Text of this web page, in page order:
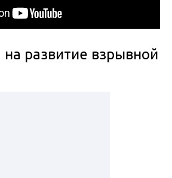
развитие взрывной